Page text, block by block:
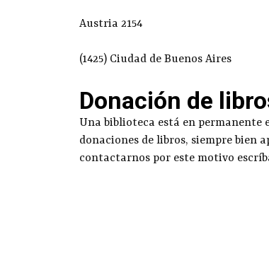
Austria 2154
(1425) Ciudad de Buenos Aires
Donación de
Una biblioteca está en permanente
donaciones de libros, siempre bien
contactarnos por este motivo